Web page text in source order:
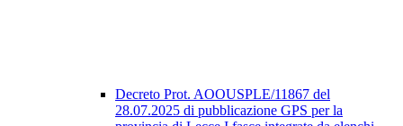
Decreto Prot. AOOUSPLE/11867 del
28.07.2025 di pubblicazione GPS per la